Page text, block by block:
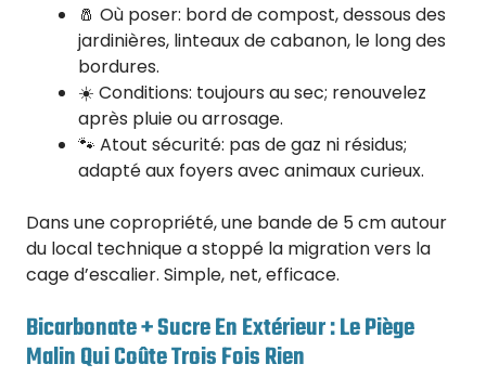
🧂 Où poser: bord de compost, dessous des
jardinières, linteaux de cabanon, le long des
bordures.
☀️ Conditions: toujours au sec; renouvelez
après pluie ou arrosage.
🐾 Atout sécurité: pas de gaz ni résidus;
adapté aux foyers avec animaux curieux.
Dans une copropriété, une bande de 5 cm autour
du local technique a stoppé la migration vers la
cage d’escalier. Simple, net, efficace.
Bicarbonate + Sucre En Extérieur : Le Piège
Malin Qui Coûte Trois Fois Rien